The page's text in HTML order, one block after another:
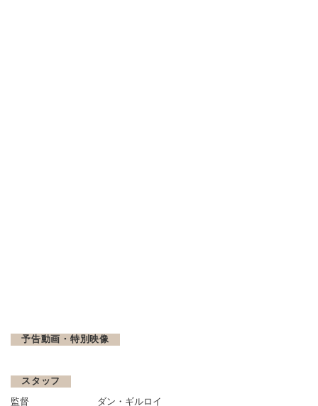
予告動画・特別映像
スタッフ
監督 ダン・ギルロイ